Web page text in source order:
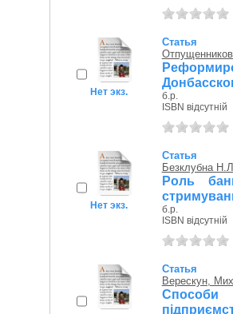
Нет экз.
Статья
б.р.
ISBN відсутній
Нет экз.
Статья
Безклубна
Роль
б.р.
ISBN відсутній
Статья
Верескун,
Способи